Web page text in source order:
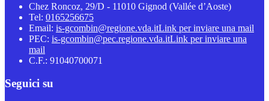
Chez Roncoz, 29/D - 11010 Gignod (Vallée d’Aoste)
Tel: 0165256675
Email: is-gcombin@regione.vda.itLink per inviare una mail
PEC: is-gcombin@pec.regione.vda.itLink per inviare una
mail
C.F.: 91040700071
Seguici su